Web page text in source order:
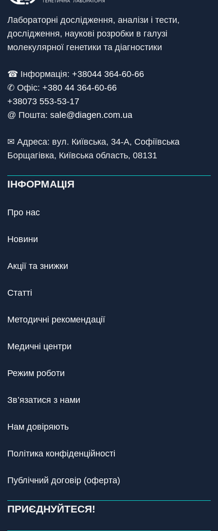
Лабораторні дослідження, аналізи і тести,
дослідження, наукові розробки в галузі
молекулярної генетики та діагностики
☎ Інформація: +38044 364-60-66
✆ Офіс: +380 44 364-60-66
+38073 553-53-17
@ Пошта: sale@diagen.com.ua
✉ Адреса: вул. Київська, 34-А, Софіївська
Борщагівка, Київська область, 08131
ІНФОРМАЦІЯ
Про нас
Новини
Акції та знижки
Статті
Методичні рекомендації
Медичні центри
Режим роботи
Зв’язатися з нами
Нам довіряють
Політика конфіденційності
Публічний договір (оферта)
ПРИЄДНУЙТЕСЯ!